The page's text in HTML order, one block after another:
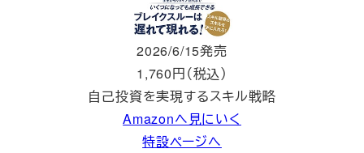
2026/6/15発売
1,760円（税込）
自己投資を実現するスキル戦略
Amazonへ見にいく
特設ページへ